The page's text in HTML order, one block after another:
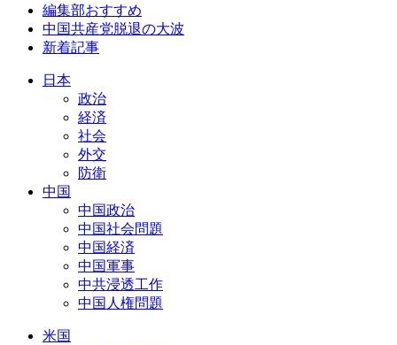
編集部おすすめ
中国共産党脱退の大波
新着記事
日本
政治
経済
社会
外交
防衛
中国
中国政治
中国社会問題
中国経済
中国軍事
中共浸透工作
中国人権問題
米国